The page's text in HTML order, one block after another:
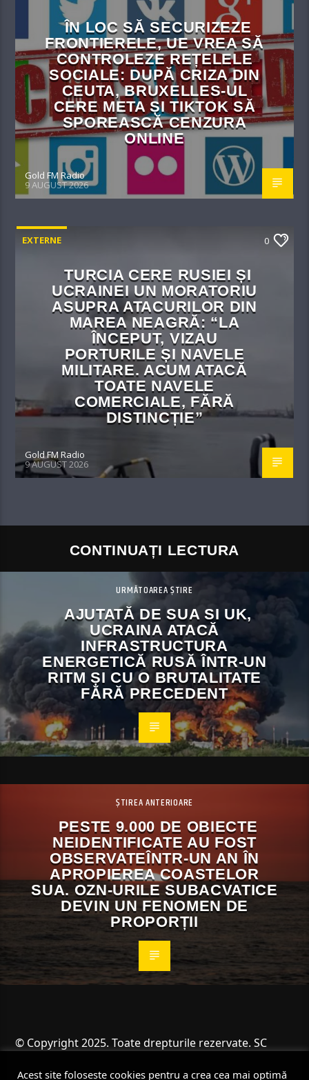
ÎN LOC SĂ SECURIZEZE
FRONTIERELE, UE VREA SĂ
CONTROLEZE REȚELELE
SOCIALE: DUPĂ CRIZA DIN
CEUTA, BRUXELLES-UL
CERE META ȘI TIKTOK SĂ
SPOREASCĂ CENZURA
ONLINE
Gold FM Radio
9 AUGUST 2026
EXTERNE 0
TURCIA CERE RUSIEI ȘI
UCRAINEI UN MORATORIU
ASUPRA ATACURILOR DIN
MAREA NEAGRĂ: “LA
ÎNCEPUT, VIZAU
PORTURILE ȘI NAVELE
MILITARE. ACUM ATACĂ
TOATE NAVELE
COMERCIALE, FĂRĂ
DISTINCȚIE”
Gold FM Radio
9 AUGUST 2026
CONTINUAȚI LECTURA
URMĂTOAREA ȘTIRE
AJUTATĂ DE SUA SI UK,
UCRAINA ATACĂ
INFRASTRUCTURA
ENERGETICĂ RUSĂ ÎNTR-UN
RITM ȘI CU O BRUTALITATE
FĂRĂ PRECEDENT
ȘTIREA ANTERIOARE
PESTE 9.000 DE OBIECTE
NEIDENTIFICATE AU FOST
OBSERVATEÎNTR-UN AN ÎN
APROPIEREA COASTELOR
SUA. OZN-URILE SUBACVATICE
DEVIN UN FENOMEN DE
PROPORȚII
© Copyright 2025. Toate drepturile rezervate. SC
Acest site folosește cookies pentru a crea cea mai optimă